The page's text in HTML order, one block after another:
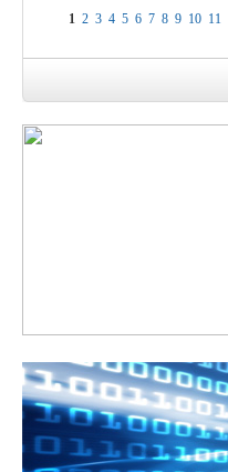
1 2 3 4 5 6 7 8 9 10 11